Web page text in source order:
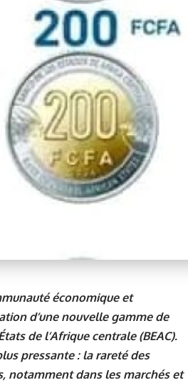
économique et
d’une nouvelle gamme de
de l’Afrique centrale (BEAC).
pressante : la rareté des
notamment dans les marchés et